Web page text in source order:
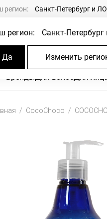
регион: Санкт-Петербург и ЛО
регион: Санкт-
Да Изменить
БрендыДля волосДля
CocoChoco